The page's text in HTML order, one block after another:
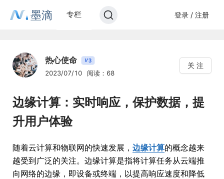
墨滴 专栏 登录 / 注册
热心使命 V3
2023/07/10 阅读：68
关 注
边缘计算：实时响应，保护数据，提
升用户体验
随着云计算和物联网的快速发展， 边缘计算的概念越来
越受到广泛的关注。边缘计算是指将计算任务从云端推
向网络的边缘，即设备或终端，以提高响应速度和降低